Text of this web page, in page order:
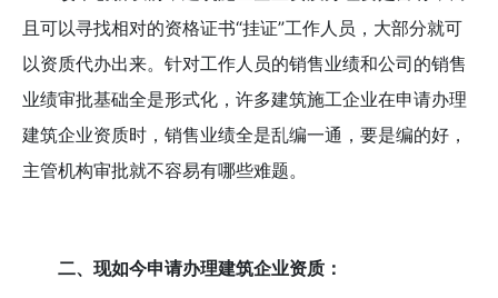
且可以寻找相对的资格证书“挂证”工作人员，大部分就可
以资质代办出来。针对工作人员的销售业绩和公司的销售
业绩审批基础全是形式化，许多建筑施工企业在申请办理
建筑企业资质时，销售业绩全是乱编一通，要是编的好，
主管机构审批就不容易有哪些难题。
二、现如今申请办理建筑企业资质：